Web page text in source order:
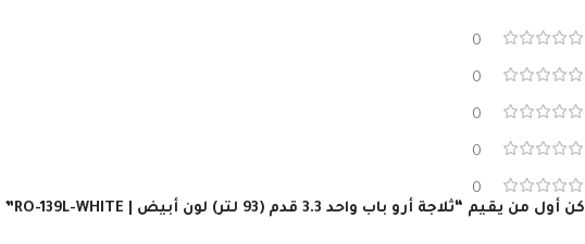
0
0
0
0
0
كن أول من يقيم “ثلاجة أرو باب واحد 3.3 قدم (93 لتر) لون أبيض | RO-139L-WHITE”